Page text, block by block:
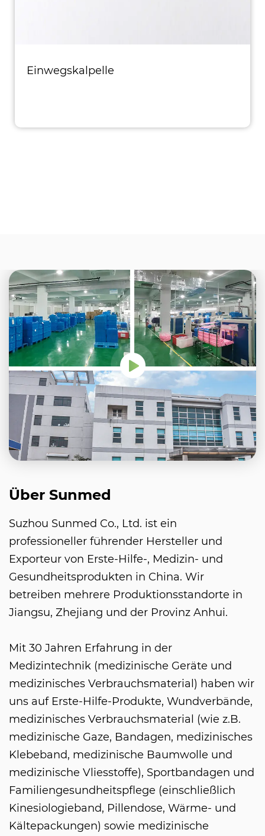
Einwegskalpelle
Über Sunmed
Suzhou Sunmed Co., Ltd. ist ein
professioneller führender Hersteller und
Exporteur von Erste-Hilfe-, Medizin- und
Gesundheitsprodukten in China. Wir
betreiben mehrere Produktionsstandorte in
Jiangsu, Zhejiang und der Provinz Anhui.
Mit 30 Jahren Erfahrung in der
Medizintechnik (medizinische Geräte und
medizinisches Verbrauchsmaterial) haben wir
uns auf Erste-Hilfe-Produkte, Wundverbände,
medizinisches Verbrauchsmaterial (wie z.B.
medizinische Gaze, Bandagen, medizinisches
Klebeband, medizinische Baumwolle und
medizinische Vliesstoffe), Sportbandagen und
Familiengesundheitspflege (einschließlich
Kinesiologieband, Pillendose, Wärme- und
Kältepackungen) sowie medizinische